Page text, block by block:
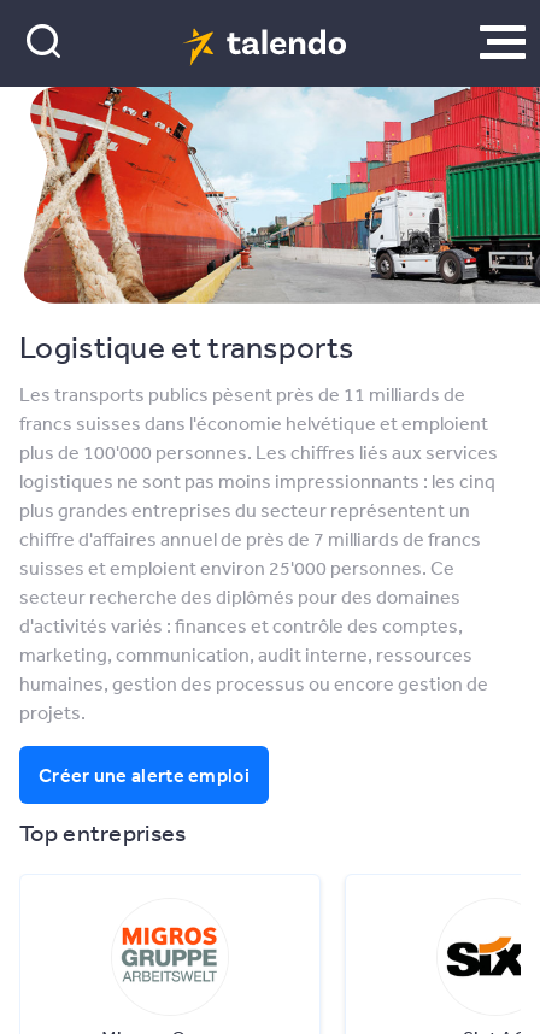
Logistique et transports
Les transports publics pèsent près de 11 milliards de
francs suisses dans l'économie helvétique et emploient
plus de 100'000 personnes. Les chiffres liés aux services
logistiques ne sont pas moins impressionnants : les cinq
plus grandes entreprises du secteur représentent un
chiffre d'affaires annuel de près de 7 milliards de francs
suisses et emploient environ 25'000 personnes. Ce
secteur recherche des diplômés pour des domaines
d'activités variés : finances et contrôle des comptes,
marketing, communication, audit interne, ressources
humaines, gestion des processus ou encore gestion de
projets.
Créer une alerte emploi
Top entreprises